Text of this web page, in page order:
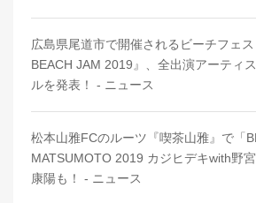
広島県尾道市で開催されるビーチフェ
BEACH JAM 2019』、全出演アーティ
ルを発表！ - ニュース
松本山雅FCのルーツ『喫茶山雅』で「
MATSUMOTO 2019 カジヒデキwith野
康陽も！ - ニュース